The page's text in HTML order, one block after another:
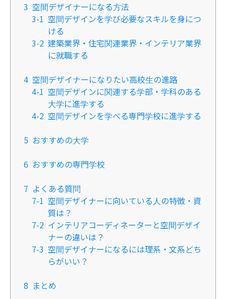
3 空間デザイナーになる方法
3-1 空間デザインを学び必要なスキルを身につ
ける
3-2 建築業界・住宅関連業界・インテリア業界
に就職する
4 空間デザイナーになりたい高校生の進路
4-1 空間デザインに関連する学部・学科のある
大学に進学する
4-2 空間デザインを学べる専門学校に進学する
5 おすすめの大学
6 おすすめの専門学校
7 よくある質問
7-1 空間デザイナーに向いている人の特徴・資
質は？
7-2 インテリアコーディネーターと空間デザイ
ナーの違いは？
7-3 空間デザイナーになるには理系・文系どち
らがいい？
8 まとめ